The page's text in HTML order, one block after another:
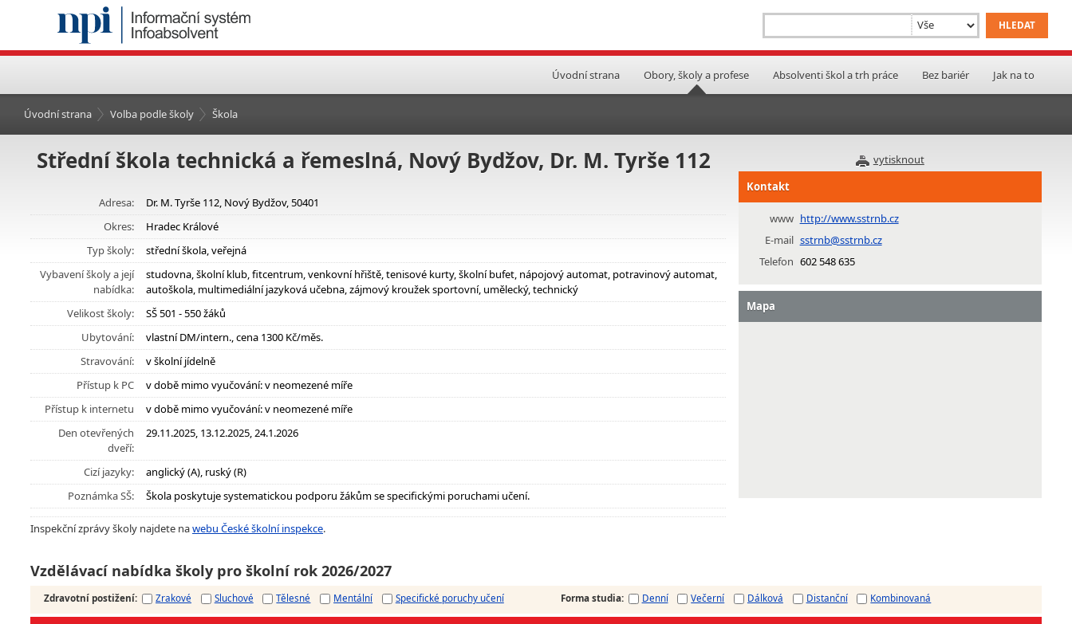
Úvodní strana Obory, školy a profese Absolventi škol a trh práce Bez bariér Jak na to
Úvodní strana Volba podle školy Škola
vytisknout
Střední škola technická a řemeslná, Nový Bydžov, Dr. M. Tyrše 112
Adresa:
Dr. M. Tyrše 112, Nový Bydžov, 50401
Okres:
Hradec Králové
Typ školy:
střední škola, veřejná
Vybavení školy a její
nabídka:
studovna, školní klub, fitcentrum, venkovní hřiště, tenisové kurty, školní bufet, nápojový automat, potravinový automat,
autoškola, multimediální jazyková učebna, zájmový kroužek sportovní, umělecký, technický
Velikost školy:
SŠ 501 - 550 žáků
Ubytování:
vlastní DM/intern., cena 1300 Kč/měs.
Stravování:
v školní jídelně
Přístup k PC
v době mimo vyučování: v neomezené míře
Přístup k internetu
v době mimo vyučování: v neomezené míře
Den otevřených
dveří:
29.11.2025, 13.12.2025, 24.1.2026
Cizí jazyky:
anglický (A), ruský (R)
Poznámka SŠ:
Škola poskytuje systematickou podporu žákům se specifickými poruchami učení.
Inspekční zprávy školy najdete nawebu České školní inspekce.
Kontakt
www http://www.sstrnb.cz
E-mail sstrnb@sstrnb.cz
Telefon 602 548 635
Mapa
Vzdělávací nabídka školy pro školní rok 2026/2027
Zdravotní postižení: Zrakové Sluchové Tělesné Mentální Specifické poruchy učení Forma studia: Denní Večerní Dálková Distanční Kombinovaná